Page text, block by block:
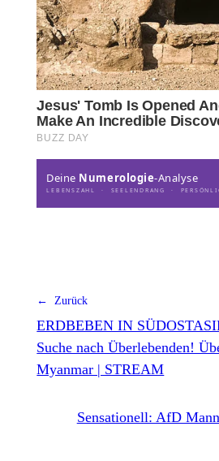
Deine Numerologie-Analyse
LEBENSZAHL · SEELENDRANG ·
← Zurück
ERDBEBEN IN
Suche nach Überlebenden!
Myanmar | STREAM
Sensationell: AfD